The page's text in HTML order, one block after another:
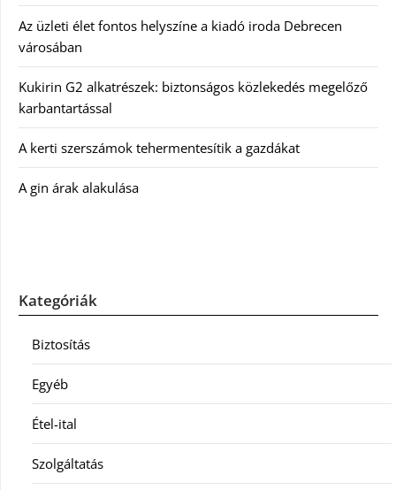
Az üzleti élet fontos helyszíne a kiadó iroda Debrecen
városában
Kukirin G2 alkatrészek: biztonságos közlekedés megelőző
karbantartással
A kerti szerszámok tehermentesítik a gazdákat
A gin árak alakulása
Kategóriák
Biztosítás
Egyéb
Étel-ital
Szolgáltatás